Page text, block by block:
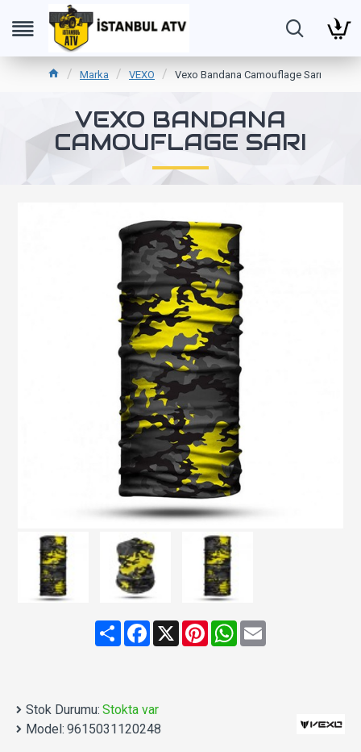
Marka VEXO Vexo Bandana Camouflage Sarı
VEXO BANDANA
CAMOUFLAGE SARI
ShareFacebook
X PinterestWhatsApp
Email
Stok Durumu: Stokta var
Model: 9615031120248